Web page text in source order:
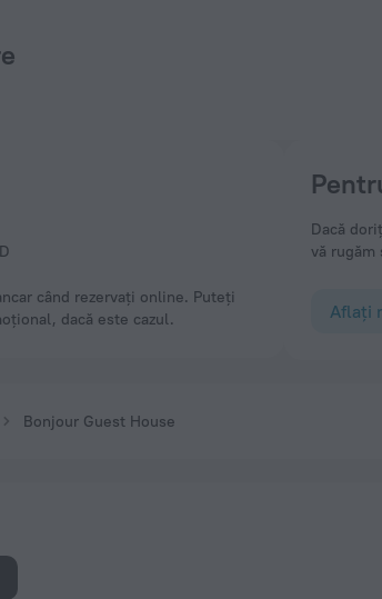
dacă este cazul.
Dacă
vă
Aflați
Bonjour Guest House